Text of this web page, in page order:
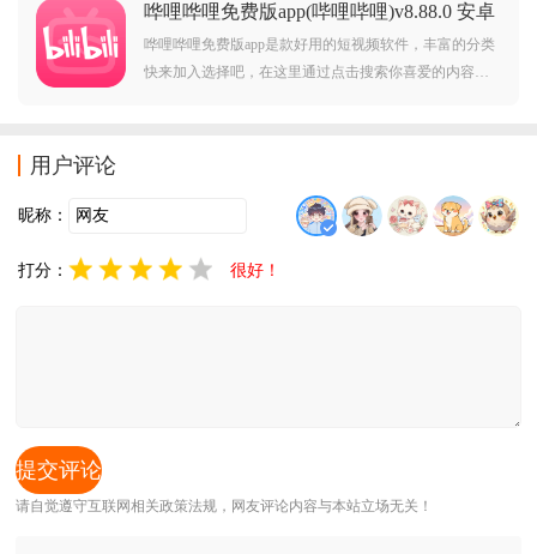
看影视的小伙伴千万不要错过，快来加入我们吧！
哗哩哗哩免费版app(哔哩哔哩)v8.88.0 安卓
版
哗哩哗哩免费版app是款好用的短视频软件，丰富的分类
快来加入选择吧，在这里通过点击搜索你喜爱的内容进
用户评论
昵称：
打分： 很好！
请自觉遵守互联网相关政策法规，网友评论内容与本站立场无关！